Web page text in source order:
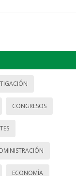
CONGRESOS
ECONOMÍA